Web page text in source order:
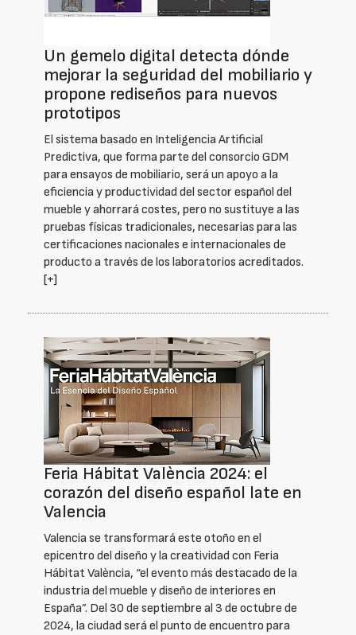
Un gemelo digital detecta dónde
mejorar la seguridad del mobiliario y
propone rediseños para nuevos
prototipos
El sistema basado en Inteligencia Artificial
Predictiva, que forma parte del consorcio GDM
para ensayos de mobiliario, será un apoyo a la
eficiencia y productividad del sector español del
mueble y ahorrará costes, pero no sustituye a las
pruebas físicas tradicionales, necesarias para las
certificaciones nacionales e internacionales de
producto a través de los laboratorios acreditados.
[+]
Feria Hábitat València 2024: el
corazón del diseño español late en
Valencia
Valencia se transformará este otoño en el
epicentro del diseño y la creatividad con Feria
Hábitat València, “el evento más destacado de la
industria del mueble y diseño de interiores en
España”. Del 30 de septiembre al 3 de octubre de
2024, la ciudad será el punto de encuentro para